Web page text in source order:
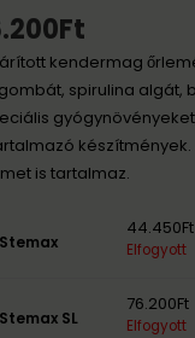
Ft
kendermag
spirulina algát,
készítmények. A
is tartalmaz.
Stemax
44.450Ft
Elfogyott
Stemax SL
76.200Ft
Elfogyott